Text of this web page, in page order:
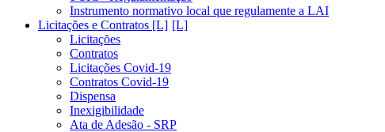
Instrumento normativo local que regulamente a LAI
Licitações e Contratos [L]
Licitações
Contratos
Licitações Covid-19
Contratos Covid-19
Dispensa
Inexigibilidade
Ata de Adesão - SRP